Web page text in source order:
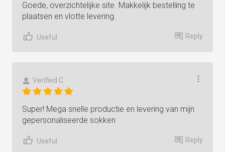
Goede, overzichtelijke site. Makkelijk bestelling te
plaatsen en vlotte levering.
Useful Reply
Verified C
Super! Mega snelle productie en levering van mijn
gepersonaliseerde sokken
Useful Reply